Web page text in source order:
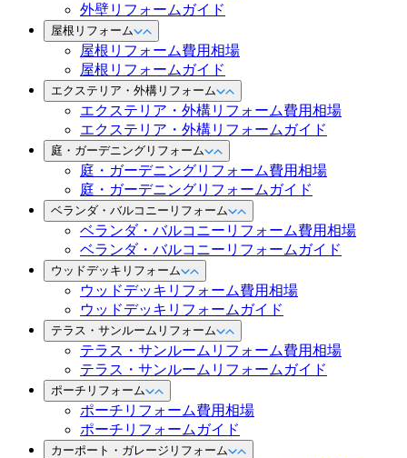
外壁リフォームガイド
屋根リフォーム
屋根リフォーム費用相場
屋根リフォームガイド
エクステリア・外構リフォーム
エクステリア・外構リフォーム費用相場
エクステリア・外構リフォームガイド
庭・ガーデニングリフォーム
庭・ガーデニングリフォーム費用相場
庭・ガーデニングリフォームガイド
ベランダ・バルコニーリフォーム
ベランダ・バルコニーリフォーム費用相場
ベランダ・バルコニーリフォームガイド
ウッドデッキリフォーム
ウッドデッキリフォーム費用相場
ウッドデッキリフォームガイド
テラス・サンルームリフォーム
テラス・サンルームリフォーム費用相場
テラス・サンルームリフォームガイド
ポーチリフォーム
ポーチリフォーム費用相場
ポーチリフォームガイド
カーポート・ガレージリフォーム